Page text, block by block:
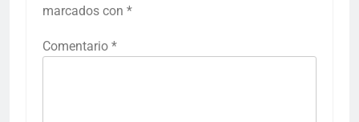
marcados con *
Comentario *